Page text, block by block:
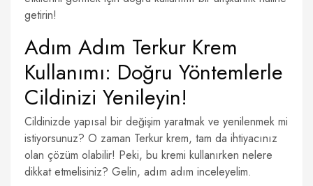
getirin!
Adım Adım Terkur Krem
Kullanımı: Doğru Yöntemlerle
Cildinizi Yenileyin!
Cildinizde yapısal bir değişim yaratmak ve yenilenmek mi
istiyorsunuz? O zaman Terkur krem, tam da ihtiyacınız
olan çözüm olabilir! Peki, bu kremi kullanırken nelere
dikkat etmelisiniz? Gelin, adım adım inceleyelim.